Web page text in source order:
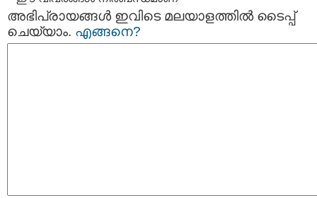
അഭിപ്രായങ്ങള്‍ ഇവിടെ മലയാളത്തില്‍ ടൈപ്പ്
ചെയ്യാം. എങ്ങനെ?